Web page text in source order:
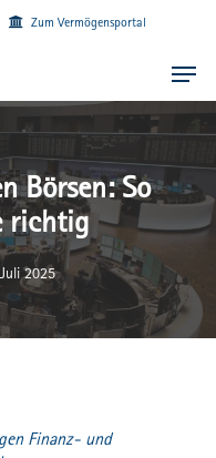
Zum Vermögensportal
Menu
Börsen: So
richtig
2025
Finanz- und